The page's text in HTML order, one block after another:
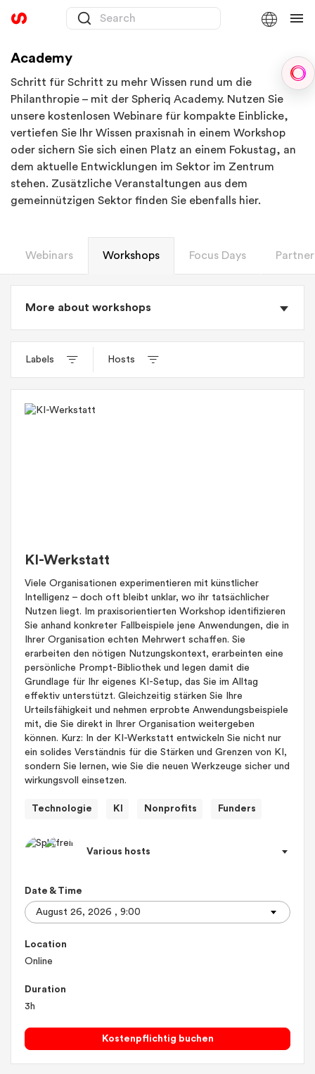
Academy
Schritt für Schritt zu mehr Wissen rund um die
Philanthropie – mit der Spheriq Academy. Nutzen Sie
unsere kostenlosen Webinare für kompakte Einblicke,
vertiefen Sie Ihr Wissen praxisnah in einem Workshop
oder sichern Sie sich einen Platz an einem Fokustag, an
dem aktuelle Entwicklungen im Sektor im Zentrum
stehen. Zusätzliche Veranstaltungen aus dem
gemeinnützigen Sektor finden Sie ebenfalls hier.
Webinars Workshops Focus Days
More about workshops
Labels Hosts
KI-Werkstatt
Viele Organisationen experimentieren mit künstlicher
Intelligenz – doch oft bleibt unklar, wo ihr tatsächlicher
Nutzen liegt. Im praxisorientierten Workshop identifizieren
Sie anhand konkreter Fallbeispiele jene Anwendungen, die in
Ihrer Organisation echten Mehrwert schaffen. Sie
erarbeiten den nötigen Nutzungskontext, erarbeinten eine
persönliche Prompt-Bibliothek und legen damit die
Grundlage für Ihr eigenes KI-Setup, das Sie im Alltag
effektiv unterstützt. Gleichzeitig stärken Sie Ihre
Urteilsfähigkeit und nehmen erprobte Anwendungsbeispiele
mit, die Sie direkt in Ihrer Organisation weitergeben
können. Kurz: In der KI-Werkstatt entwickeln Sie nicht nur
ein solides Verständnis für die Stärken und Grenzen von KI,
sondern Sie lernen, wie Sie die neuen Werkzeuge sicher und
wirkungsvoll einsetzen.
Technologie KI Nonprofits Funders
Various hosts
Date & Time
Location
Online
Duration
3h
Kostenpflichtig buchen